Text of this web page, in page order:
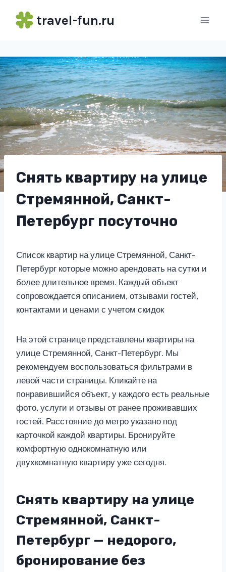
travel-fun.ru
Снять квартиру на улице
Стремянной, Санкт-
Петербург посуточно
Список квартир на улице Стремянной, Санкт-
Петербург которые можно арендовать на сутки и
более длительное время. Каждый объект
сопровождается описанием, отзывами гостей,
контактами и ценами с учетом скидок
На этой странице представлены квартиры на
улице Стремянной, Санкт-Петербург. Мы
рекомендуем воспользоваться фильтрами в
левой части страницы. Кликайте на
понравившийся объект, у каждого есть реальные
фото, услуги и отзывы от ранее проживавших
гостей. Расстояние до метро указано под
карточкой каждой квартиры. Бронируйте
комфортную однокомнатную или
двухкомнатную квартиру уже сегодня.
Снять квартиру на улице
Стремянной, Санкт-
Петербург — недорого,
бронирование без